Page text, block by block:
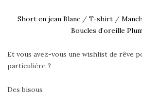
Short en jean Blanc / T-shirt /
Boucles d’oreille
Et vous avez-vous une wishlist de rêve
particulière ?
Des bisous